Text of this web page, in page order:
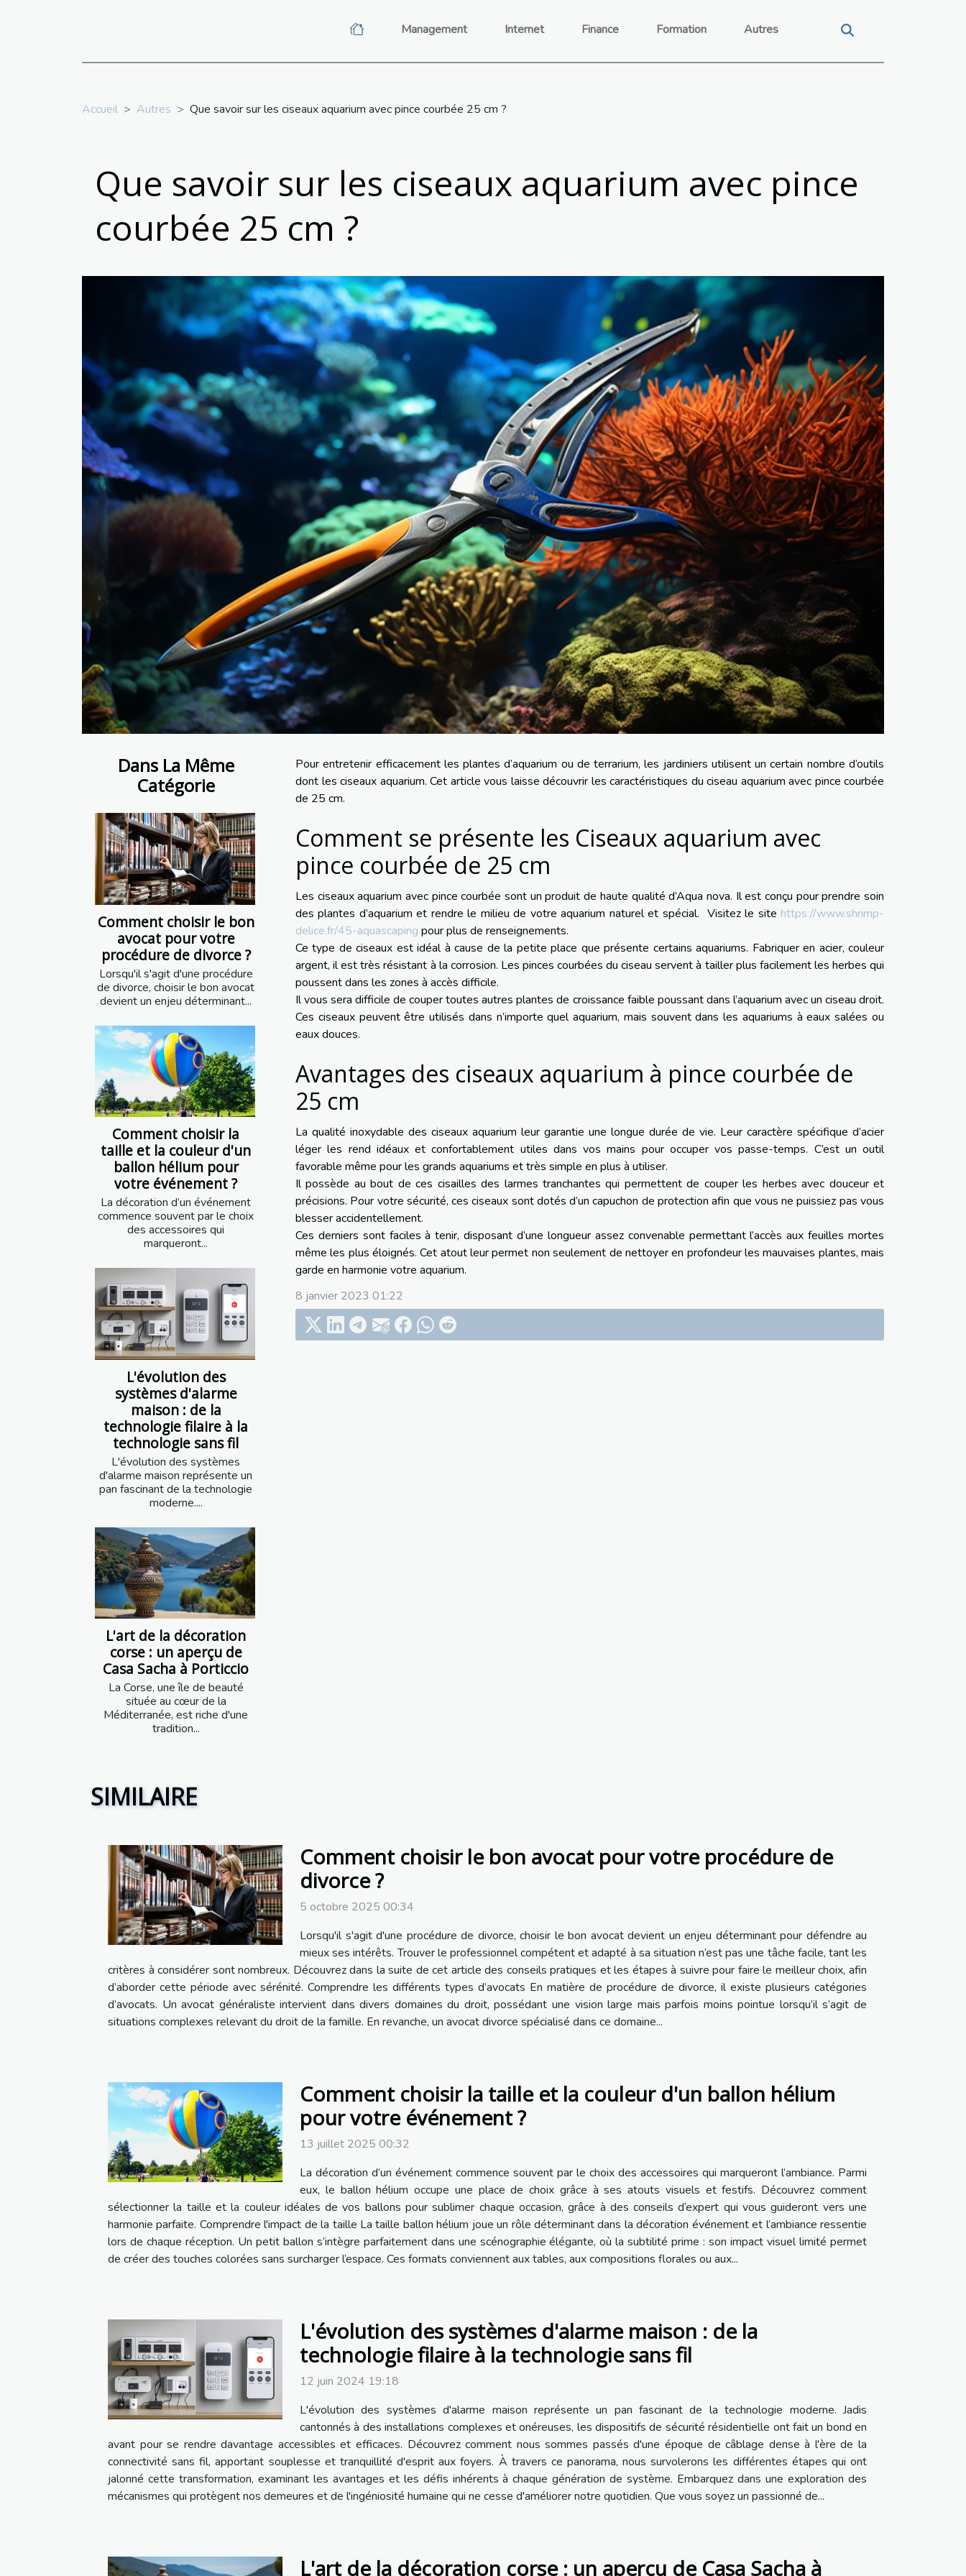
Management Internet Finance Formation Autres
Accueil Autres Que savoir sur les ciseaux aquarium avec pince courbée 25 cm ?
Que savoir sur les ciseaux aquarium avec pince
courbée 25 cm ?
Dans La Même
Catégorie
Comment choisir le bon
avocat pour votre
procédure de divorce ?
Lorsqu'il s'agit d'une procédure
de divorce, choisir le bon avocat
devient un enjeu déterminant...
Comment choisir la
taille et la couleur d'un
ballon hélium pour
votre événement ?
La décoration d’un événement
commence souvent par le choix
des accessoires qui
marqueront...
L'évolution des
systèmes d'alarme
maison : de la
technologie filaire à la
technologie sans fil
L'évolution des systèmes
d'alarme maison représente un
pan fascinant de la technologie
moderne....
L'art de la décoration
corse : un aperçu de
Casa Sacha à Porticcio
La Corse, une île de beauté
située au cœur de la
Méditerranée, est riche d'une
tradition...
Pour entretenir efficacement les plantes d’aquarium ou de terrarium, les jardiniers utilisent un certain nombre d’outils
dont les ciseaux aquarium. Cet article vous laisse découvrir les caractéristiques du ciseau aquarium avec pince courbée
de 25 cm.
Comment se présente les Ciseaux aquarium avec
pince courbée de 25 cm
Les ciseaux aquarium avec pince courbée sont un produit de haute qualité d’Aqua nova. Il est conçu pour prendre soin
des plantes d’aquarium et rendre le milieu de votre aquarium naturel et spécial. Visitez le site https://www.shrimp-
delice.fr/45-aquascaping pour plus de renseignements.
Ce type de ciseaux est idéal à cause de la petite place que présente certains aquariums. Fabriquer en acier, couleur
argent, il est très résistant à la corrosion. Les pinces courbées du ciseau servent à tailler plus facilement les herbes qui
poussent dans les zones à accès difficile.
Il vous sera difficile de couper toutes autres plantes de croissance faible poussant dans l’aquarium avec un ciseau droit.
Ces ciseaux peuvent être utilisés dans n’importe quel aquarium, mais souvent dans les aquariums à eaux salées ou
eaux douces.
Avantages des ciseaux aquarium à pince courbée de
25 cm
La qualité inoxydable des ciseaux aquarium leur garantie une longue durée de vie. Leur caractère spécifique d’acier
léger les rend idéaux et confortablement utiles dans vos mains pour occuper vos passe-temps. C’est un outil
favorable même pour les grands aquariums et très simple en plus à utiliser.
Il possède au bout de ces cisailles des larmes tranchantes qui permettent de couper les herbes avec douceur et
précisions. Pour votre sécurité, ces ciseaux sont dotés d’un capuchon de protection afin que vous ne puissiez pas vous
blesser accidentellement.
Ces derniers sont faciles à tenir, disposant d’une longueur assez convenable permettant l’accès aux feuilles mortes
même les plus éloignés. Cet atout leur permet non seulement de nettoyer en profondeur les mauvaises plantes, mais
garde en harmonie votre aquarium.
8 janvier 2023 01:22
SIMILAIRE
Comment choisir le bon avocat pour votre procédure de
divorce ?
5 octobre 2025 00:34
Lorsqu'il s'agit d'une procédure de divorce, choisir le bon avocat devient un enjeu déterminant pour défendre au
mieux ses intérêts. Trouver le professionnel compétent et adapté à sa situation n’est pas une tâche facile, tant les
critères à considérer sont nombreux. Découvrez dans la suite de cet article des conseils pratiques et les étapes à suivre pour faire le meilleur choix, afin
d’aborder cette période avec sérénité. Comprendre les différents types d’avocats En matière de procédure de divorce, il existe plusieurs catégories
d’avocats. Un avocat généraliste intervient dans divers domaines du droit, possédant une vision large mais parfois moins pointue lorsqu’il s’agit de
situations complexes relevant du droit de la famille. En revanche, un avocat divorce spécialisé dans ce domaine...
Comment choisir la taille et la couleur d'un ballon hélium
pour votre événement ?
13 juillet 2025 00:32
La décoration d’un événement commence souvent par le choix des accessoires qui marqueront l’ambiance. Parmi
eux, le ballon hélium occupe une place de choix grâce à ses atouts visuels et festifs. Découvrez comment
sélectionner la taille et la couleur idéales de vos ballons pour sublimer chaque occasion, grâce à des conseils d’expert qui vous guideront vers une
harmonie parfaite. Comprendre l'impact de la taille La taille ballon hélium joue un rôle déterminant dans la décoration événement et l’ambiance ressentie
lors de chaque réception. Un petit ballon s’intègre parfaitement dans une scénographie élégante, où la subtilité prime : son impact visuel limité permet
de créer des touches colorées sans surcharger l’espace. Ces formats conviennent aux tables, aux compositions florales ou aux...
L'évolution des systèmes d'alarme maison : de la
technologie filaire à la technologie sans fil
12 juin 2024 19:18
L'évolution des systèmes d'alarme maison représente un pan fascinant de la technologie moderne. Jadis
cantonnés à des installations complexes et onéreuses, les dispositifs de sécurité résidentielle ont fait un bond en
avant pour se rendre davantage accessibles et efficaces. Découvrez comment nous sommes passés d'une époque de câblage dense à l'ère de la
connectivité sans fil, apportant souplesse et tranquillité d'esprit aux foyers. À travers ce panorama, nous survolerons les différentes étapes qui ont
jalonné cette transformation, examinant les avantages et les défis inhérents à chaque génération de système. Embarquez dans une exploration des
mécanismes qui protègent nos demeures et de l'ingéniosité humaine qui ne cesse d'améliorer notre quotidien. Que vous soyez un passionné de...
L'art de la décoration corse : un aperçu de Casa Sacha à